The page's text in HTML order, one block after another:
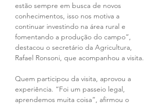
estão sempre em busca de novos
conhecimentos, isso nos motiva a
continuar investindo na área rural e
fomentando a produção do campo”,
destacou o secretário da Agricultura,
Rafael Ronsoni, que acompanhou a visita.
Quem participou da visita, aprovou a
experiência. “Foi um passeio legal,
aprendemos muita coisa”, afirmou o